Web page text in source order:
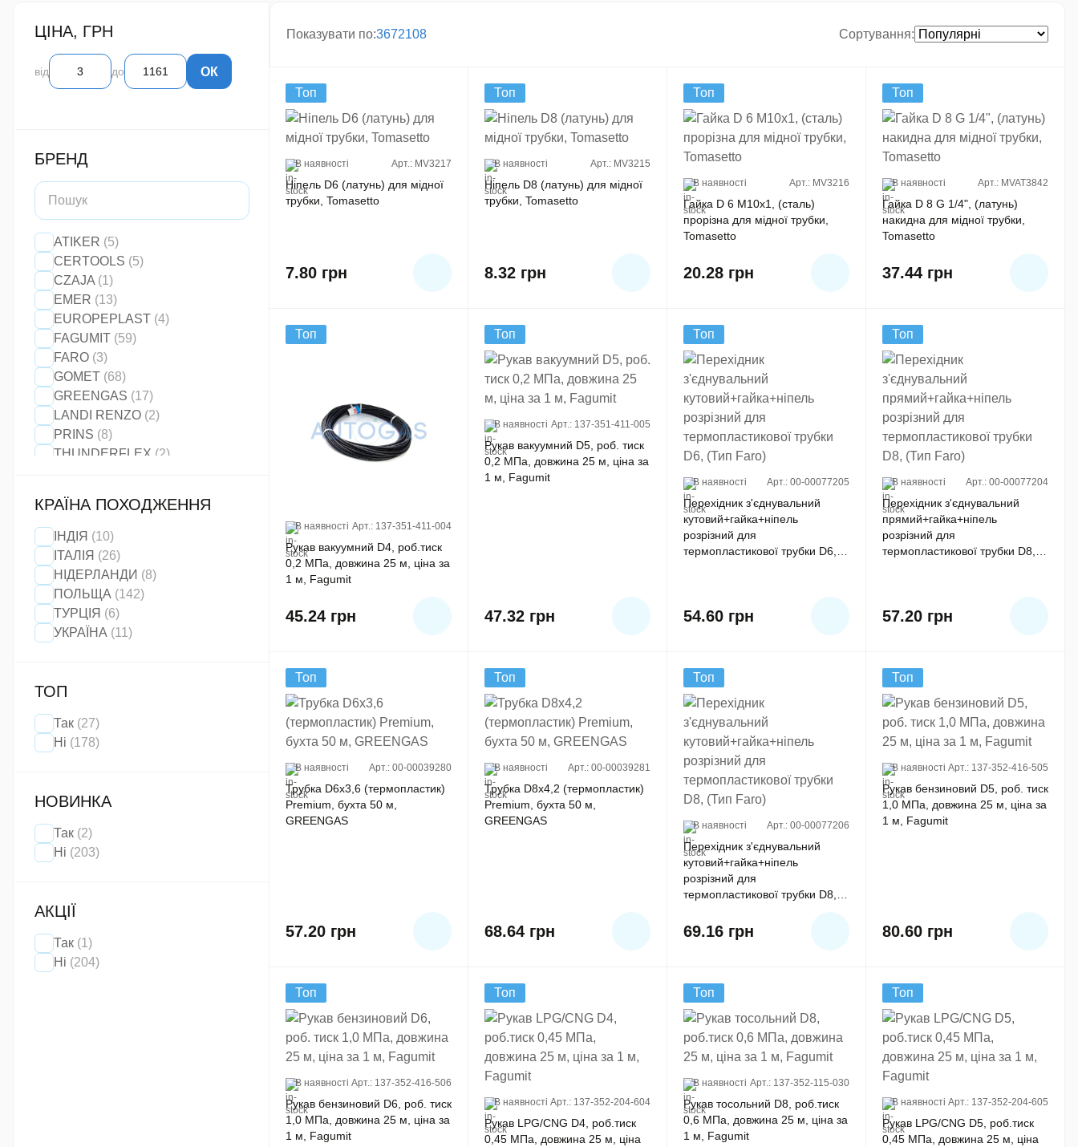
для СТО
ЦІНА, ГРН
від до ОК
БРЕНД
ATIKER (5)
CERTOOLS (5)
CZAJA (1)
EMER (13)
EUROPEPLAST (4)
FAGUMIT (59)
FARO (3)
GOMET (68)
GREENGAS (17)
LANDI RENZO (2)
PRINS (8)
THUNDERFLEX (2)
КРАЇНА ПОХОДЖЕННЯ
ІНДІЯ (10)
ІТАЛІЯ (26)
НІДЕРЛАНДИ (8)
ПОЛЬЩА (142)
ТУРЦІЯ (6)
УКРАЇНА (11)
ТОП
Так (27)
Ні (178)
НОВИНКА
Так (2)
Ні (203)
АКЦІЇ
Так (1)
Ні (204)
Показувати по:3672108 Сортування
Топ
В наявності Арт.: MV3217
Ніпель D6 (латунь) для мідної
трубки, Tomasetto
7.80 грн
Топ
В наявності Арт.: MV3215
Ніпель D8 (латунь) для мідної
трубки, Tomasetto
8.32 грн
Топ
В наявності Арт.: MV3216
Гайка D 6 M10x1, (сталь)
прорізна для мідної трубки,
Tomasetto
20.28 грн
Топ
В наявності Арт.: MVAT3842
Гайка D 8 G 1/4", (латунь)
накидна для мідної трубки,
Tomasetto
37.44 грн
Топ
В наявності Арт.: 137-351-411-004
Рукав вакуумний D4, роб.тиск
0,2 МПа, довжина 25 м, ціна за
1 м, Fagumit
45.24 грн
Топ
В наявності Арт.: 137-351-411-005
Рукав вакуумний D5, роб. тиск
0,2 МПа, довжина 25 м, ціна за
1 м, Fagumit
47.32 грн
Топ
В наявності Арт.: 00-00077205
Перехідник з'єднувальний
кутовий+гайка+ніпель
розрізний для
термопластикової трубки D6,
54.60 грн
Топ
В наявності Арт.: 00-00077204
Перехідник з'єднувальний
прямий+гайка+ніпель
розрізний для
термопластикової трубки D8,
57.20 грн
Топ
В наявності Арт.: 00-00039280
Трубка D6x3,6 (термопластик)
Premium, бухта 50 м,
GREENGAS
57.20 грн
Топ
В наявності Арт.: 00-00039281
Трубка D8x4,2 (термопластик)
Premium, бухта 50 м,
GREENGAS
68.64 грн
Топ
В наявності Арт.: 00-00077206
Перехідник з'єднувальний
кутовий+гайка+ніпель
розрізний для
термопластикової трубки D8,
69.16 грн
Топ
В наявності Арт.: 137-352-416-505
Рукав бензиновий D5, роб. тиск
1,0 МПа, довжина 25 м, ціна за
1 м, Fagumit
80.60 грн
Топ
В наявності Арт.: 137-352-416-506
Рукав бензиновий D6, роб. тиск
1,0 МПа, довжина 25 м, ціна за
1 м, Fagumit
Топ
В наявності Арт.: 137-352-204-604
Рукав LPG/CNG D4, роб.тиск
0,45 MПа, довжина 25 м, ціна
Топ
В наявності Арт.: 137-352-115-030
Рукав тосольний D8, роб.тиск
0,6 MПа, довжина 25 м, ціна за
1 м, Fagumit
Топ
В наявності Арт.: 137-352-204-605
Рукав LPG/CNG D5, роб.тиск
0,45 MПа, довжина 25 м, ціна